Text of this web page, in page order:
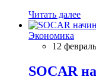
Читать далее
Экономика
12
SOCAR